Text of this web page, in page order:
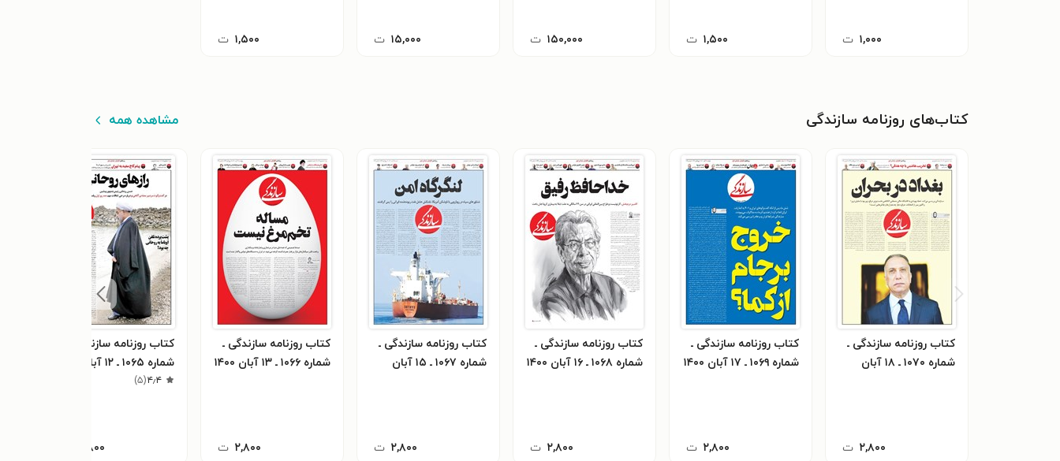
۱,۰۰۰ ت ۱,۵۰۰ ت ۱۵۰,۰۰۰ ت ۱۵,۰۰۰ ت ۱,۵۰۰ ت
کتاب‌های روزنامه سازندگی مشاهده همه
کتاب روزنامه سازندگی ـ
شماره ۱۰۷۰ ـ ۱۸ آبان
۲,۸۰۰ ت
کتاب روزنامه سازندگی ـ
شماره ۱۰۶۹ ـ ۱۷ آبان ۱۴۰۰
۲,۸۰۰ ت
کتاب روزنامه سازندگی ـ
شماره ۱۰۶۸ ـ ۱۶ آبان ۱۴۰۰
۲,۸۰۰ ت
کتاب روزنامه سازندگی ـ
شماره ۱۰۶۷ ـ ۱۵ آبان
۲,۸۰۰ ت
کتاب روزنامه سازندگی ـ
شماره ۱۰۶۶ ـ ۱۳ آبان ۱۴۰۰
۲,۸۰۰ ت
کتاب روزنامه سازندگی ـ
شماره ۱۰۶۵ ـ ۱۲ آبان ۱۴۰۰
۴٫۴(۵)
۲,۸۰۰